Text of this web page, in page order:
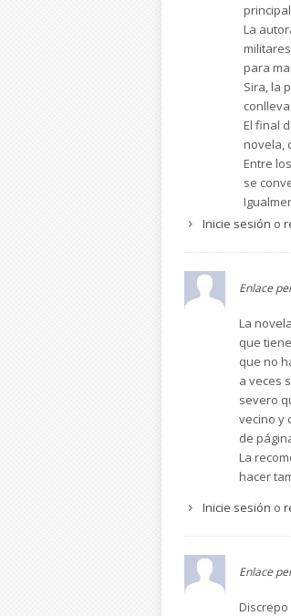
La
para
Sira, la
conlleva.
El final
novela,
Entre
se
estos
hasta
Los
en
contra
La
Inicie sesión o
Enlace
La
que
que no
a veces
severo
vecino y
de
La
hacer
Inicie sesión o
Enlace